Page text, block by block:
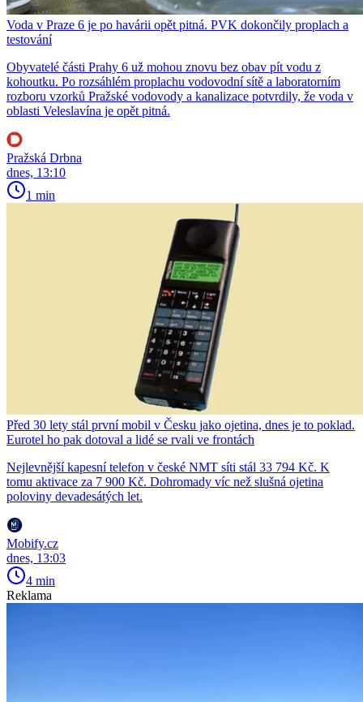
Voda v Praze 6 je po havárii opět pitná. PVK dokončily proplach a
testování
Obyvatelé části Prahy 6 už mohou znovu bez obav pít vodu z
kohoutku. Po rozsáhlém proplachu vodovodní sítě a laboratorním
rozboru vzorků Pražské vodovody a kanalizace potvrdily, že voda v
oblasti Veleslavína je opět pitná.
Pražská Drbna
dnes, 13:10
1 min
Před 30 lety stál první mobil v Česku jako ojetina, dnes je to poklad.
Eurotel ho pak dotoval a lidé se rvali ve frontách
Nejlevnější kapesní telefon v české NMT síti stál 33 794 Kč. K
tomu aktivace za 7 900 Kč. Dohromady víc než slušná ojetina
poloviny devadesátých let.
Mobify.cz
dnes, 13:03
4 min
Reklama